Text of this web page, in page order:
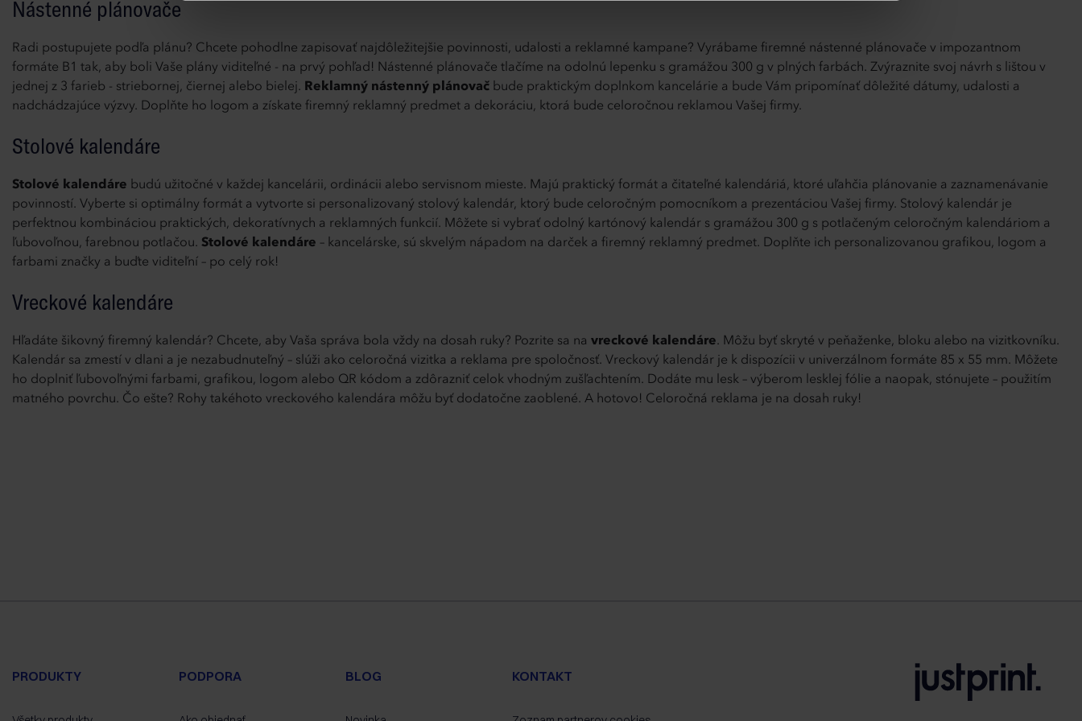
Nástenné plánovače
Radi postupujete podľa plánu? Chcete pohodlne zapisovať najdôležitejšie povinnosti, udalosti a reklamné kampane? Vyrábame firemné nástenné plánovače v impozantnom
formáte B1 tak, aby boli Vaše plány viditeľné - na prvý pohľad! Nástenné plánovače tlačíme na odolnú lepenku s gramážou 300 g v plných farbách. Zvýraznite svoj návrh s lištou v
jednej z 3 farieb - striebornej, čiernej alebo bielej. Reklamný nástenný plánovač bude praktickým doplnkom kancelárie a bude Vám pripomínať dôležité dátumy, udalosti a
nadchádzajúce výzvy. Doplňte ho logom a získate firemný reklamný predmet a dekoráciu, ktorá bude celoročnou reklamou Vašej firmy.
Stolové kalendáre
Stolové kalendáre budú užitočné v každej kancelárii, ordinácii alebo servisnom mieste. Majú praktický formát a čitateľné kalendáriá, ktoré uľahčia plánovanie a zaznamenávanie
povinností. Vyberte si optimálny formát a vytvorte si personalizovaný stolový kalendár, ktorý bude celoročným pomocníkom a prezentáciou Vašej firmy. Stolový kalendár je
perfektnou kombináciou praktických, dekoratívnych a reklamných funkcií. Môžete si vybrať odolný kartónový kalendár s gramážou 300 g s potlačeným celoročným kalendáriom a
ľubovoľnou, farebnou potlačou. Stolové kalendáre – kancelárske, sú skvelým nápadom na darček a firemný reklamný predmet. Doplňte ich personalizovanou grafikou, logom a
farbami značky a buďte viditeľní – po celý rok!
Vreckové kalendáre
Hľadáte šikovný firemný kalendár? Chcete, aby Vaša správa bola vždy na dosah ruky? Pozrite sa na vreckové kalendáre. Môžu byť skryté v peňaženke, bloku alebo na vizitkovníku.
Kalendár sa zmestí v dlani a je nezabudnuteľný – slúži ako celoročná vizitka a reklama pre spoločnosť. Vreckový kalendár je k dispozícii v univerzálnom formáte 85 x 55 mm. Môžete
ho doplniť ľubovoľnými farbami, grafikou, logom alebo QR kódom a zdôrazniť celok vhodným zušľachtením. Dodáte mu lesk – výberom lesklej fólie a naopak, stónujete – použitím
matného povrchu. Čo ešte? Rohy takéhoto vreckového kalendára môžu byť dodatočne zaoblené. A hotovo! Celoročná reklama je na dosah ruky!
PRODUKTY PODPORA BLOG KONTAKT